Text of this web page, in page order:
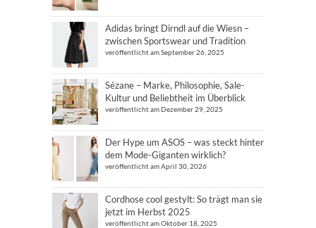
Adidas bringt Dirndl auf die Wiesn –
zwischen Sportswear und Tradition
veröffentlicht am September 26, 2025
Sézane – Marke, Philosophie, Sale-
Kultur und Beliebtheit im Überblick
veröffentlicht am Dezember 29, 2025
Der Hype um ASOS – was steckt hinter
dem Mode-Giganten wirklich?
veröffentlicht am April 30, 2026
Cordhose cool gestylt: So trägt man sie
jetzt im Herbst 2025
veröffentlicht am Oktober 18, 2025